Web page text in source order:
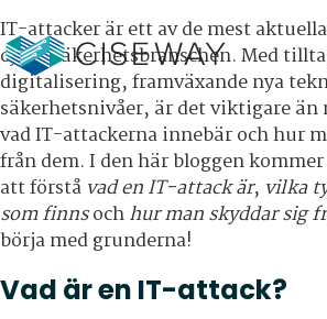
IT-attacker är ett av de mest
cyber säkerhetsbranschen. Med
digitalisering, framväxande nya
säkerhetsnivåer, är det viktigare än
vad IT-attackerna innebär och hur
från dem. I den här bloggen
att förstå vad en IT-attack är, vilka
som finnsochhur man skyddar sig
börja med grunderna!
Vad är en IT-attack?